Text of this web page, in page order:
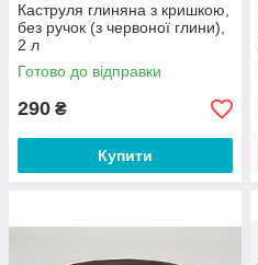
Каструля глиняна з кришкою,
без ручок (з червоної глини),
2 л
Готово до відправки
290 ₴
Купити